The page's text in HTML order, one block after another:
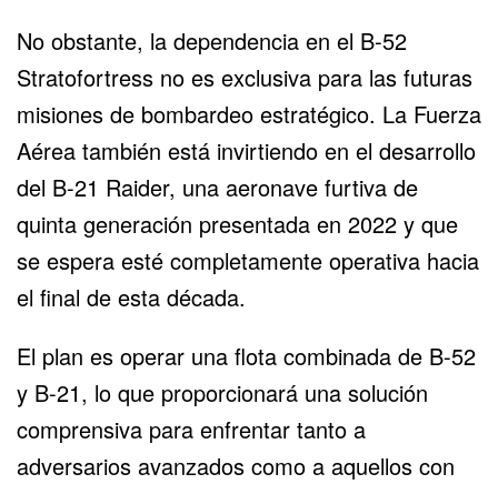
No obstante, la dependencia en el B-52
Stratofortress no es exclusiva para las futuras
misiones de bombardeo estratégico. La Fuerza
Aérea también está invirtiendo en el desarrollo
del B-21 Raider, una aeronave furtiva de
quinta generación presentada en 2022 y que
se espera esté completamente operativa hacia
el final de esta década.
El plan es operar una flota combinada de B-52
y B-21, lo que proporcionará una solución
comprensiva para enfrentar tanto a
adversarios avanzados como a aquellos con